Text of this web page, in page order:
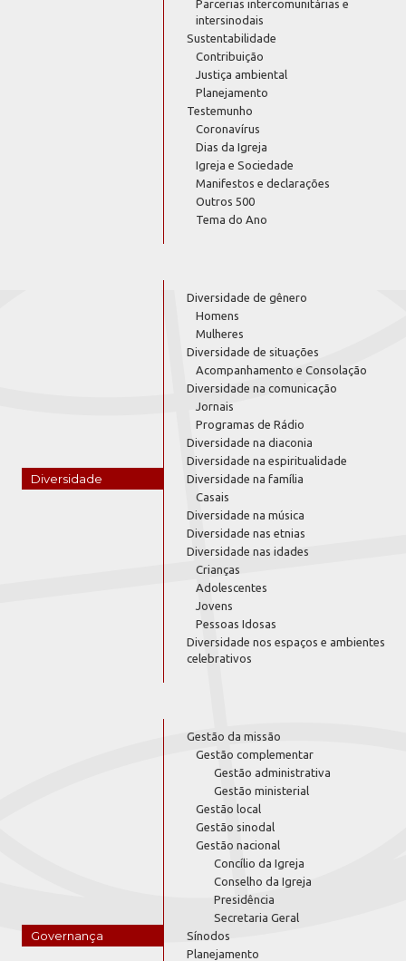
Parcerias intercomunitárias e
intersinodais
Sustentabilidade
Contribuição
Justiça ambiental
Planejamento
Testemunho
Coronavírus
Dias da Igreja
Igreja e Sociedade
Manifestos e declarações
Outros 500
Tema do Ano
Diversidade
Diversidade de gênero
Homens
Mulheres
Diversidade de situações
Acompanhamento e Consolação
Diversidade na comunicação
Jornais
Programas de Rádio
Diversidade na diaconia
Diversidade na espiritualidade
Diversidade na família
Casais
Diversidade na música
Diversidade nas etnias
Diversidade nas idades
Crianças
Adolescentes
Jovens
Pessoas Idosas
Diversidade nos espaços e ambientes
celebrativos
Governança
Gestão da missão
Gestão complementar
Gestão administrativa
Gestão ministerial
Gestão local
Gestão sinodal
Gestão nacional
Concílio da Igreja
Conselho da Igreja
Presidência
Secretaria Geral
Sínodos
Planejamento